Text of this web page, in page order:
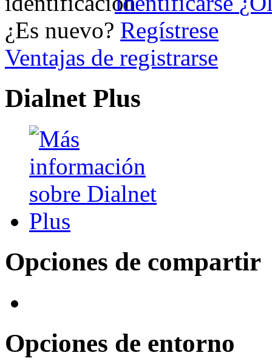
¿Es nuevo? Regístrese
Ventajas de registrarse
Dialnet Plus
Opciones de compartir
Opciones de entorno